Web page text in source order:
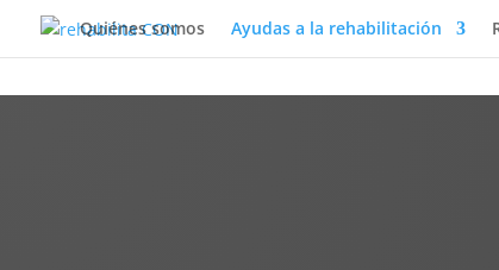
Quiénes somos Ayudas a la rehabilitación